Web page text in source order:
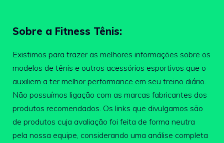
Sobre a Fitness Tênis:
Existimos para trazer as melhores informações sobre os
modelos de tênis e outros acessórios esportivos que o
auxiliem a ter melhor performance em seu treino diário.
Não possuímos ligação com as marcas fabricantes dos
produtos recomendados. Os links que divulgamos são
de produtos cuja avaliação foi feita de forma neutra
pela nossa equipe, considerando uma análise completa